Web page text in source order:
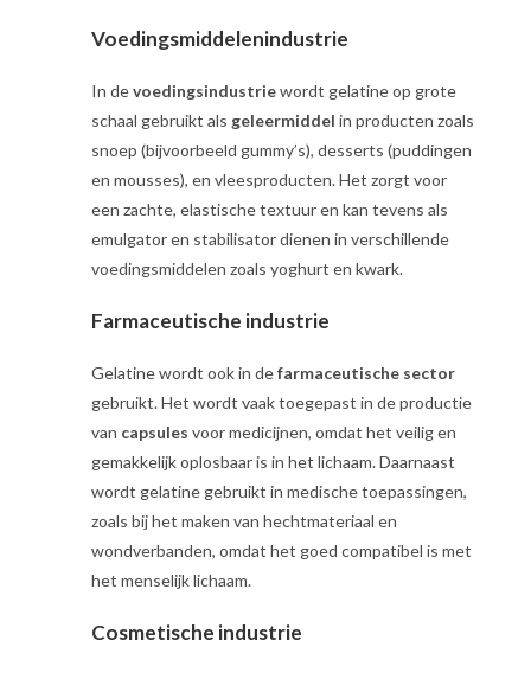
Voedingsmiddelenindustrie
In devoedingsindustriewordt gelatine op grote
schaal gebruikt als geleermiddel in producten zoals
snoep (bijvoorbeeld gummy’s), desserts (puddingen
en mousses), en vleesproducten. Het zorgt voor
een zachte, elastische textuur en kan tevens als
emulgator en stabilisator dienen in verschillende
voedingsmiddelen zoals yoghurt en kwark.
Farmaceutische industrie
Gelatine wordt ook in defarmaceutische sector
gebruikt. Het wordt vaak toegepast in de productie
van capsules voor medicijnen, omdat het veilig en
gemakkelijk oplosbaar is in het lichaam. Daarnaast
wordt gelatine gebruikt in medische toepassingen,
zoals bij het maken van hechtmateriaal en
wondverbanden, omdat het goed compatibel is met
het menselijk lichaam.
Cosmetische industrie